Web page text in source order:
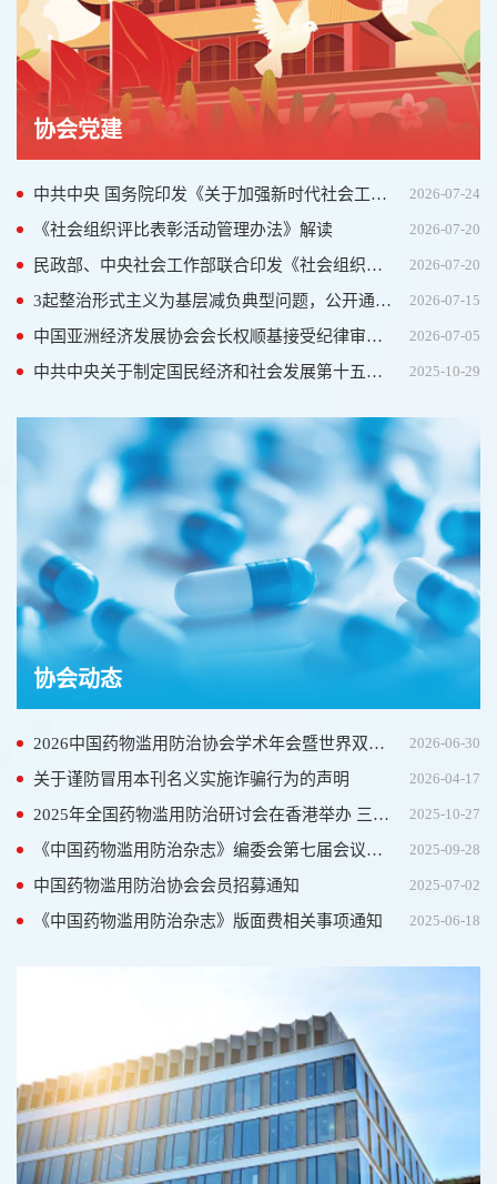
协会党建
中共中央 国务院印发《关于加强新时代社会工作的意见》 2026-07-24
《社会组织评比表彰活动管理办法》解读 2026-07-20
民政部、中央社会工作部联合印发《社会组织评比表彰活动管理办法》 2026-07-20
3起整治形式主义为基层减负典型问题，公开通报！ 2026-07-15
中国亚洲经济发展协会会长权顺基接受纪律审查和监察调查 2026-07-05
中共中央关于制定国民经济和社会发展第十五个五年规划的建议 2025-10-29
协会动态
2026中国药物滥用防治协会学术年会暨世界双重障碍协会年会在上海圆满落幕 2026-06-30
关于谨防冒用本刊名义实施诈骗行为的声明 2026-04-17
2025年全国药物滥用防治研讨会在香港举办 三地携手共筑“无毒湾区” 2025-10-27
《中国药物滥用防治杂志》编委会第七届会议在南京顺利召开 2025-09-28
中国药物滥用防治协会会员招募通知 2025-07-02
《中国药物滥用防治杂志》版面费相关事项通知 2025-06-18